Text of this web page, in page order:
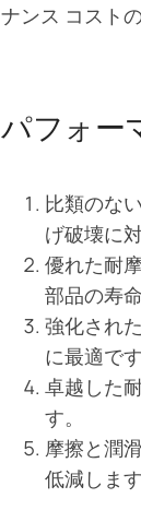
ナンス コスト
パフォー
比類のな
げ破壊に
優れた耐
部品の寿
強化され
に最適です
卓越した
す。
摩擦と潤
低減します